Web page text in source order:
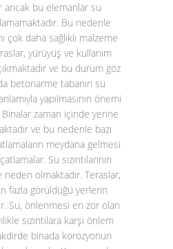
ancak bu elemanlar su
Bu nedenle
çok daha sağlıklı malzeme
yürüyüş ve kullanım
ve bu durum göz
betonarme tabanın su
yapılmasının önemi
Binalar zaman içinde yerine
ve bu nedenle bazı
meydana gelmesi
Su sızıntılarının
olmaktadır. Teraslar,
fazla görüldüğü yerlerin
Su, önlenmesi en zor olan
sızıntılara karşı önlem
binada korozyonun